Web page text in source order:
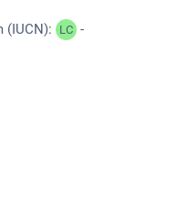
(IUCN):
LC -